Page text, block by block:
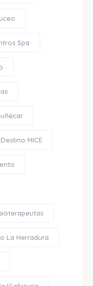
Spa
Destino MICE
La Herradura